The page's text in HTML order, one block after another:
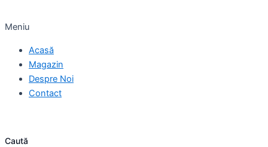
Meniu
Acasă
Magazin
Despre Noi
Contact
Caută